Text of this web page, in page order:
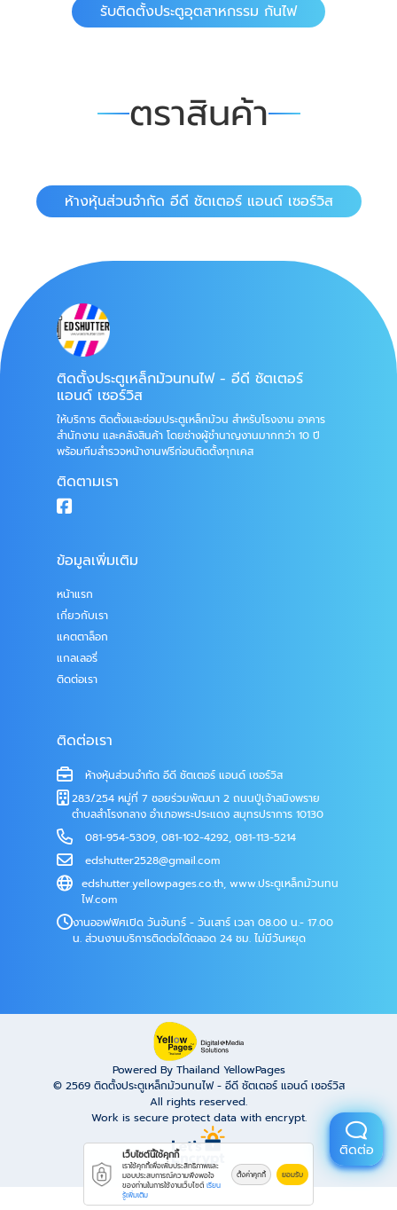
รับติดตั้งประตูอุตสาหกรรม กันไฟ
ตราสินค้า
ห้างหุ้นส่วนจำกัด อีดี ชัตเตอร์ แอนด์ เซอร์วิส
ติดตั้งประตูเหล็กม้วนทนไฟ - อีดี ชัตเตอร์
แอนด์ เซอร์วิส
ให้บริการ ติดตั้งและซ่อมประตูเหล็กม้วน สำหรับโรงงาน อาคาร
สำนักงาน และคลังสินค้า โดยช่างผู้ชำนาญงานมากกว่า 10 ปี
พร้อมทีมสำรวจหน้างานฟรีก่อนติดตั้งทุกเคส
ติดตามเรา
ข้อมูลเพิ่มเติม
หน้าแรก
เกี่ยวกับเรา
แคตตาล็อก
แกลเลอรี่
ติดต่อเรา
ติดต่อเรา
ห้างหุ้นส่วนจำกัด อีดี ชัตเตอร์ แอนด์ เซอร์วิส
283/254 หมู่ที่ 7 ซอยร่วมพัฒนา 2 ถนนปู่เจ้าสมิงพราย
ตำบลสำโรงกลาง อำเภอพระประแดง สมุทรปราการ 10130
081-954-5309, 081-102-4292, 081-113-5214
edshutter2528@gmail.com
edshutter.yellowpages.co.th,www.ประตูเหล็กม้วนทน
ไฟ.com
งานออฟฟิศเปิด วันจันทร์ - วันเสาร์ เวลา 08.00 น.- 17.00
น. ส่วนงานบริการติดต่อได้ตลอด 24 ชม. ไม่มีวันหยุด
Powered By Thailand YellowPages
© 2569 ติดตั้งประตูเหล็กม้วนทนไฟ - อีดี ชัตเตอร์ แอนด์ เซอร์วิส
All rights reserved.
Work is secure protect data with encrypt.
ติดต่อ
เว็บไซต์นี้ใช้คุกกี้
เราใช้คุกกี้เพื่อเพิ่มประสิทธิภาพและ
มอบประสบการณ์ความพึงพอใจ
ของท่านในการใช้งานเว็บไซต์ เรียน
รู้เพิ่มเติม
ตั้งค่าคุกกี้ ยอมรับ